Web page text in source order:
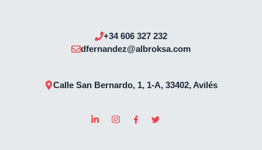
+34 606 327 232
dfernandez@albroksa.com
Calle San Bernardo, 1, 1-A, 33402, Avilés